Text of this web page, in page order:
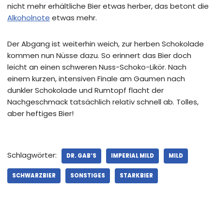
nicht mehr erhältliche Bier etwas herber, das betont die
Alkoholnote etwas mehr.
Der Abgang ist weiterhin weich, zur herben Schokolade
kommen nun Nüsse dazu. So erinnert das Bier doch
leicht an einen schweren Nuss-Schoko-Likör. Nach
einem kurzen, intensiven Finale am Gaumen nach
dunkler Schokolade und Rumtopf flacht der
Nachgeschmack tatsächlich relativ schnell ab. Tolles,
aber heftiges Bier!
Schlagwörter: DR. GAB‘S IMPERIAL MILD MILD
SCHWARZBIER SONSTIGES STARKBIER